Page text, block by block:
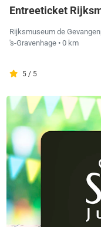
Entreeticket
Rijksmuseum de
's-Gravenhage • 0 km
5 / 5